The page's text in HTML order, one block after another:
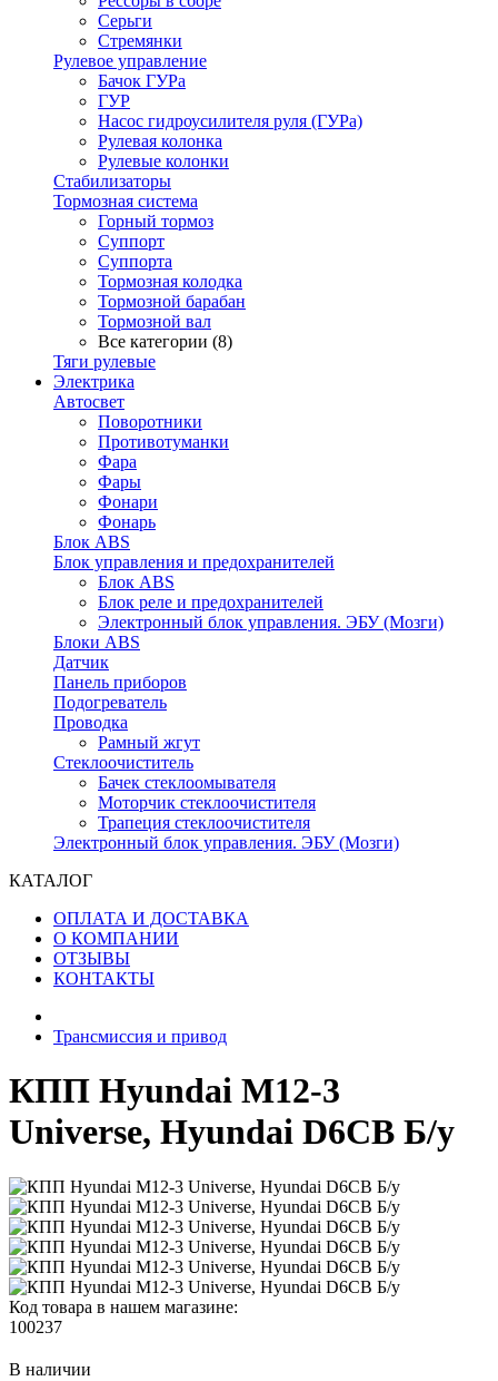
Серьги
Стремянки
Рулевое управление
Бачок ГУРа
ГУР
Насос гидроусилителя руля (ГУРа)
Рулевая колонка
Рулевые колонки
Стабилизаторы
Тормозная система
Горный тормоз
Суппорт
Суппорта
Тормозная колодка
Тормозной барабан
Тормозной вал
Все категории (8)
Тяги рулевые
Электрика
Автосвет
Поворотники
Противотуманки
Фара
Фары
Фонари
Фонарь
Блок ABS
Блок управления и предохранителей
Блок ABS
Блок реле и предохранителей
Электронный блок управления. ЭБУ (Мозги)
Блоки ABS
Датчик
Панель приборов
Подогреватель
Проводка
Рамный жгут
Стеклоочиститель
Бачек стеклоомывателя
Моторчик стеклоочистителя
Трапеция стеклоочистителя
Электронный блок управления. ЭБУ (Мозги)
КАТАЛОГ
ОПЛАТА И ДОСТАВКА
О КОМПАНИИ
ОТЗЫВЫ
КОНТАКТЫ
Трансмиссия и привод
КПП Hyundai M12-3
Universe, Hyundai D6CB Б/у
Код товара в нашем магазине:
100237
В наличии